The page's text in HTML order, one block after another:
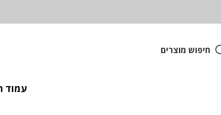
חיפוש מוצרים
עמוד